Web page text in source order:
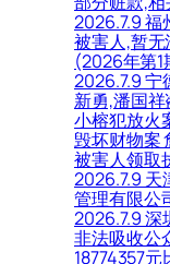
2026.7.9 福
被害人,暂
(2026年第1
2026.7.9 宁
新勇,潘国
小榕犯放火
毁坏财物案
被害人领取
2026.7.9 天
管理有限公
2026.7.9 深
非法吸收公
18774357